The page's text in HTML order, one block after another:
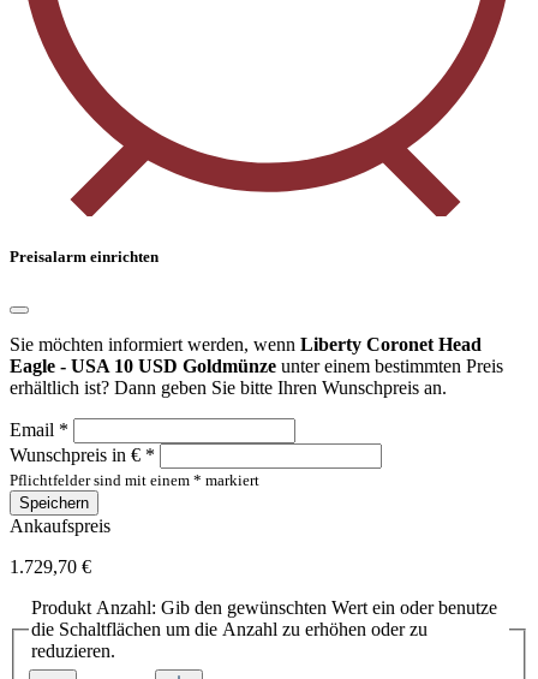
Preisalarm einrichten
Sie möchten informiert werden, wenn Liberty Coronet Head
Eagle - USA 10 USD Goldmünze unter einem bestimmten Preis
erhältlich ist? Dann geben Sie bitte Ihren Wunschpreis an.
Email *
Wunschpreis in € *
Pflichtfelder sind mit einem * markiert
Speichern
Ankaufspreis
1.729,70 €
Produkt Anzahl: Gib den gewünschten Wert ein oder benutze
die Schaltflächen um die Anzahl zu erhöhen oder zu
reduzieren.